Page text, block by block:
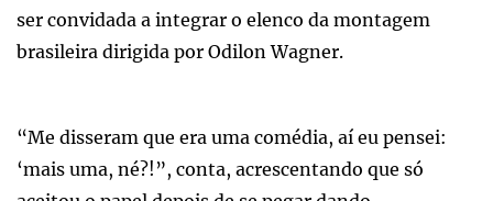
ser convidada a integrar o elenco da montagem
brasileira dirigida por Odilon Wagner.
“Me disseram que era uma comédia, aí eu pensei:
‘mais uma, né?!”, conta, acrescentando que só